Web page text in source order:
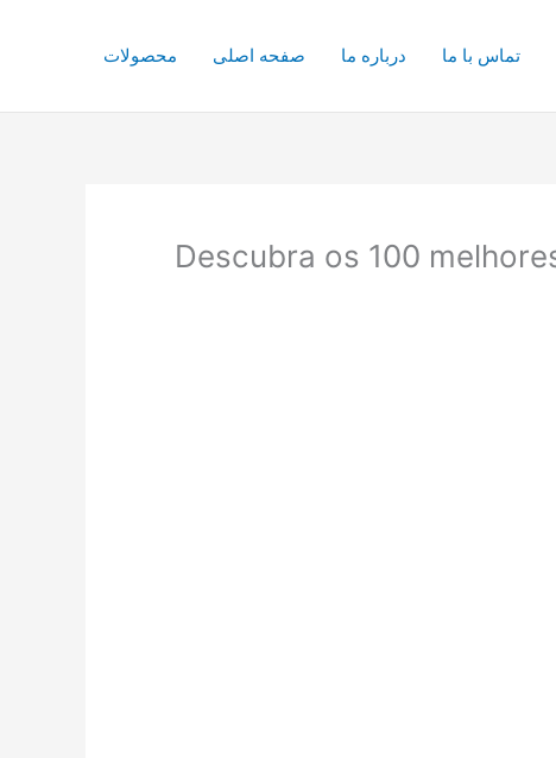
تماس با ما درباره ما صفحه اصلی محصولات
Descubra os 100